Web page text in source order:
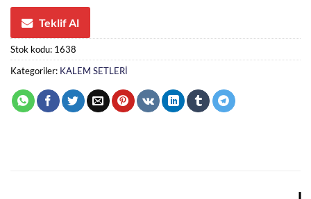
Teklif Al
Stok kodu: 1638
Kategoriler: KALEM SETLERİ